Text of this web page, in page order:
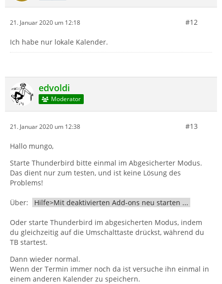
21. Januar 2020 um 12:18 #12
Ich habe nur lokale Kalender.
edvoldi
Moderator
21. Januar 2020 um 12:38 #13
Hallo mungo,
Starte Thunderbird bitte einmal im Abgesicherter Modus.
Das dient nur zum testen, und ist keine Lösung des
Problems!
Über: Hilfe>Mit deaktivierten Add-ons neu starten ...
Oder starte Thunderbird im abgesicherten Modus, indem
du gleichzeitig auf die Umschalttaste drückst, während du
TB startest.
Dann wieder normal.
Wenn der Termin immer noch da ist versuche ihn einmal in
einem anderen Kalender zu speichern.